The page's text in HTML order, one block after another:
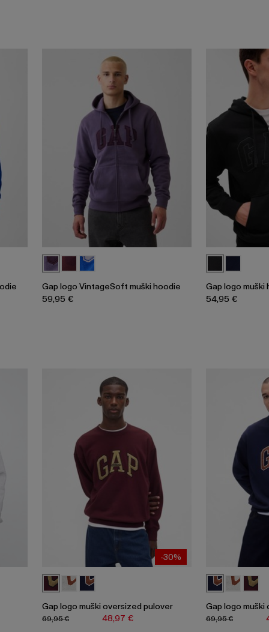
Gap logo VintageSoft muški hoodie
59,95 €
Gap logo muški
54,95 €
-30%
Gap logo muški oversized pulover
48,97 €
69,95 €
Gap logo
69,95 €